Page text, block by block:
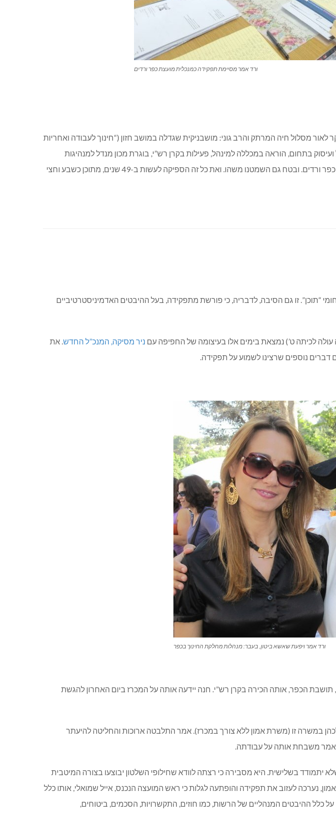
ורד אמר מסיימת תפקידה כמנכלית מועצת כפר ורדים
מסלול חיה המרתק והרב גוני: מושבניקית שגדלה במושב חזון (“חינוך לעבודה ואחריות
בתחום, הוראה במכללה למינהל, פעילות בקרן רש”י, בוגרת מכון מנדל למנהיגות
חינוכית וקורס מנהלי בתי ספר, בעלת תעודת הוראה ומנהלת מחלקת החינוך ומנכ”לית מ.מ. כפר ורדים. ובטח גם השמטנו משהו. ואת כל זה הספיקה לעשות ב-49 שנים, מתוכן כשבע וחצי
“תוכן”. זו גם הסיבה, לדבריה, כי פורשת מתפקידה, בעל ההיבטים האדמיניסטרטיביים
ניר מסיקה, המנכ”ל החדש. את
דברים נוספים שרצינו לשמוע על תפקידה.
ורד אמר ויפעת שאשא ביטון, בעבר: מנהלות מחלקת החינוך בכפר
הכפר, אותה הכירה בקרן רש”י. חנה יידעה אותה על המכרז ביום האחרון להגשת
במשרה זו (משרת אמון ללא צורך במכרז). אמר התלבטה ארוכות והחליטה להיעתר
ואמר משבחת אותה על עבודתה.
יחיאלי, הודיע שלא יתמודד בשלישית. היא מסבירה כי רצתה לוודא שחילופי השלטון יבוצעו בצורה המיטבית
נערכה לעזוב את תפקידה והופתעה לגלות כי ראש המועצה הנכנס, אייל שמואלי, אותו כלל
כלל ההיבטים המנהליים של הרשות, כמו חוזים, התקשרויות, הסכמים, ביטוחים,